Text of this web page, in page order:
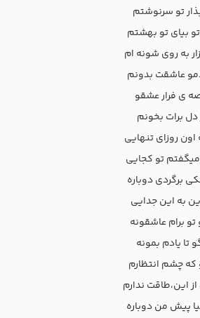
تو سرنوشتم
بیای تو بهشتم
به روی شونه ام
عاشقت بدونم
ی فرار عشقو
دل برات بخونم
اون روزای تنهایی
تو کجایی
برگردی دوباره
به این جدایی
تو برام عاشقونه
تا یادم بمونه
که چشم انتظارم
این،طاقت ندارم
پیش من دوباره